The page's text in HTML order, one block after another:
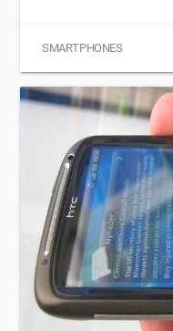
SMARTPHONES